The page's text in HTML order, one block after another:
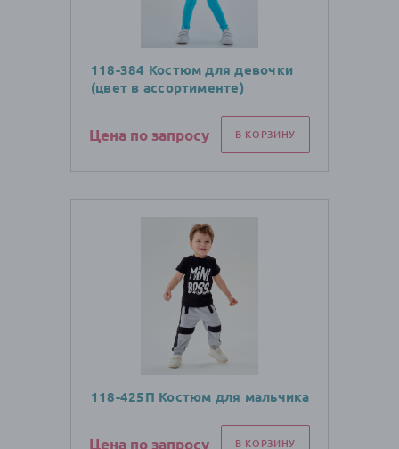
118-384 Костюм для девочки
(цвет в ассортименте)
Цена по запросу В КОРЗИНУ
118-425П Костюм для мальчика
Цена по запросу В КОРЗИНУ